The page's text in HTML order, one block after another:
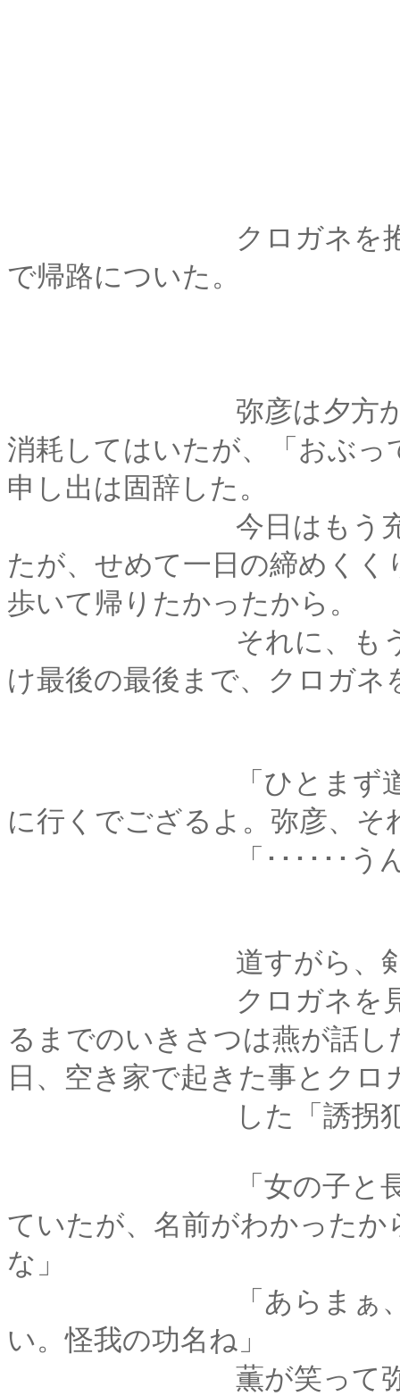
クロガネを抱いた弥
で帰路についた。
弥彦は夕方からずっ
消耗してはいたが、「おぶ
申し出は固辞した。
今日はもう充分情け
たが、せめて一日の締めく
歩いて帰りたかったから。
それに、もうすぐお
け最後の最後まで、クロガ
「ひとまず道場へ帰
に行くでござるよ。弥彦、そ
「･･････うん
道すがら、剣心から
クロガネを見つけて
るまでのいきさつは燕が話
日、空き家で起きた事とクロ
した「誘拐犯」に
「女の子と長身の男
ていたが、名前がわかった
な」
「あらまぁ、それじ
い。怪我の功名ね」
薫が笑って弥彦の頭